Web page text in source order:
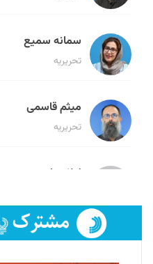
سمانه سمیع
تحریریه
میثم قاسمی
تحریریه
لیلا حنارود
فائزه فتحی رستمی
تحریریه